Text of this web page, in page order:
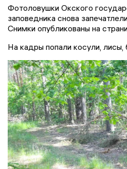
Фотоловушки Окского
заповедника снова
Снимки опубликованы на
На кадры попали косули, лисы,